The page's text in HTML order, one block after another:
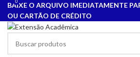
BAIXE O ARQUIVO IMEDIATAMENTE
OU CARTÃO DE CRÉDITO
0
0